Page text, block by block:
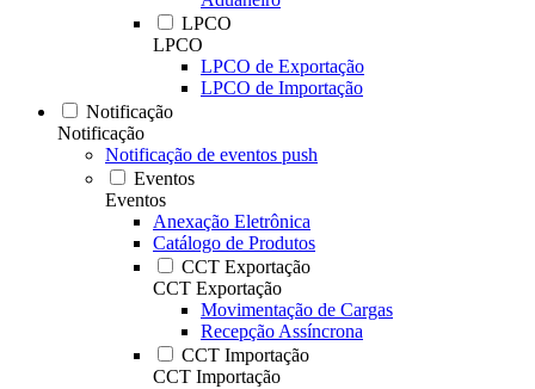
LPCO
LPCO
LPCO de Exportação
LPCO de Importação
Notificação
Notificação
Notificação de eventos push
Eventos
Eventos
Anexação Eletrônica
Catálogo de Produtos
CCT Exportação
CCT Exportação
Movimentação de Cargas
Recepção Assíncrona
CCT Importação
CCT Importação